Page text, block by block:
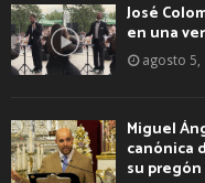
José
en una
agosto 5,
Miguel
canónica
su pregón